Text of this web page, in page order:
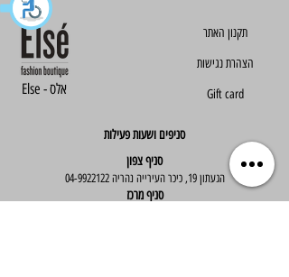
Else - אלס
תקנון האתר​​
הצהרת נגישות
Gift card
סניפים ושעות פעילות
סניף צפון
הגעתון 19, כיכר העירייה נהריה 04-9922122
סניף מרכז